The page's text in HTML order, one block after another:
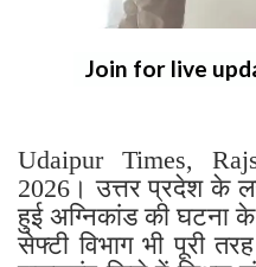
Join for live
Udaipur Times,
2026। उत्तर प्रदेश के
हुई अग्निकांड की घटना
सेफ्टी विभाग भी पूरी